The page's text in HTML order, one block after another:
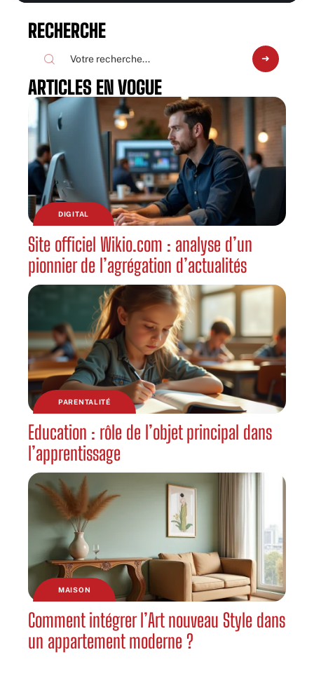
RECHERCHE
ARTICLES EN VOGUE
DIGITAL
Site officiel Wikio.com : analyse d’un
pionnier de l’agrégation d’actualités
PARENTALITÉ
Education : rôle de l’objet principal dans
l’apprentissage
MAISON
Comment intégrer l’Art nouveau Style dans
un appartement moderne ?